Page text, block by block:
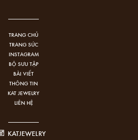
TRANG CHỦ
TRANG SỨC
INSTAGRAM
BỘ SƯU TẬP
BÀI VIẾT
THÔNG TIN
KAT JEWELRY
LIÊN HỆ
KATJEWELRY